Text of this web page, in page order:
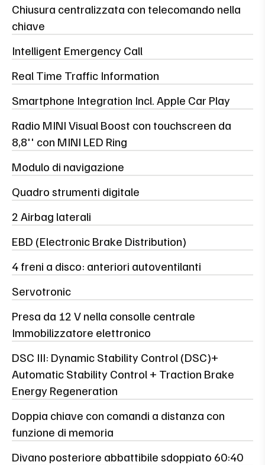
Chiusura centralizzata con telecomando nella
chiave
Intelligent Emergency Call
Real Time Traffic Information
Smartphone Integration Incl. Apple Car Play
Radio MINI Visual Boost con touchscreen da
8,8'' con MINI LED Ring
Modulo di navigazione
Quadro strumenti digitale
2 Airbag laterali
EBD (Electronic Brake Distribution)
4 freni a disco: anteriori autoventilanti
Servotronic
Presa da 12 V nella consolle centrale
Immobilizzatore elettronico
DSC III: Dynamic Stability Control (DSC)+
Automatic Stability Control + Traction Brake
Energy Regeneration
Doppia chiave con comandi a distanza con
funzione di memoria
Divano posteriore abbattibile sdoppiato 60:40